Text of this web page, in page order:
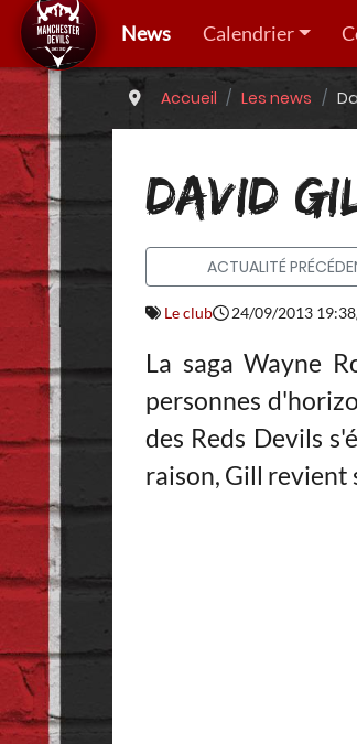
News Calendrier
Accueil Les news
DAVID
ACTUALITÉ
Le club 24/09/2013 19:38
La saga Wayne
personnes
des Reds Devils
raison, Gill revient